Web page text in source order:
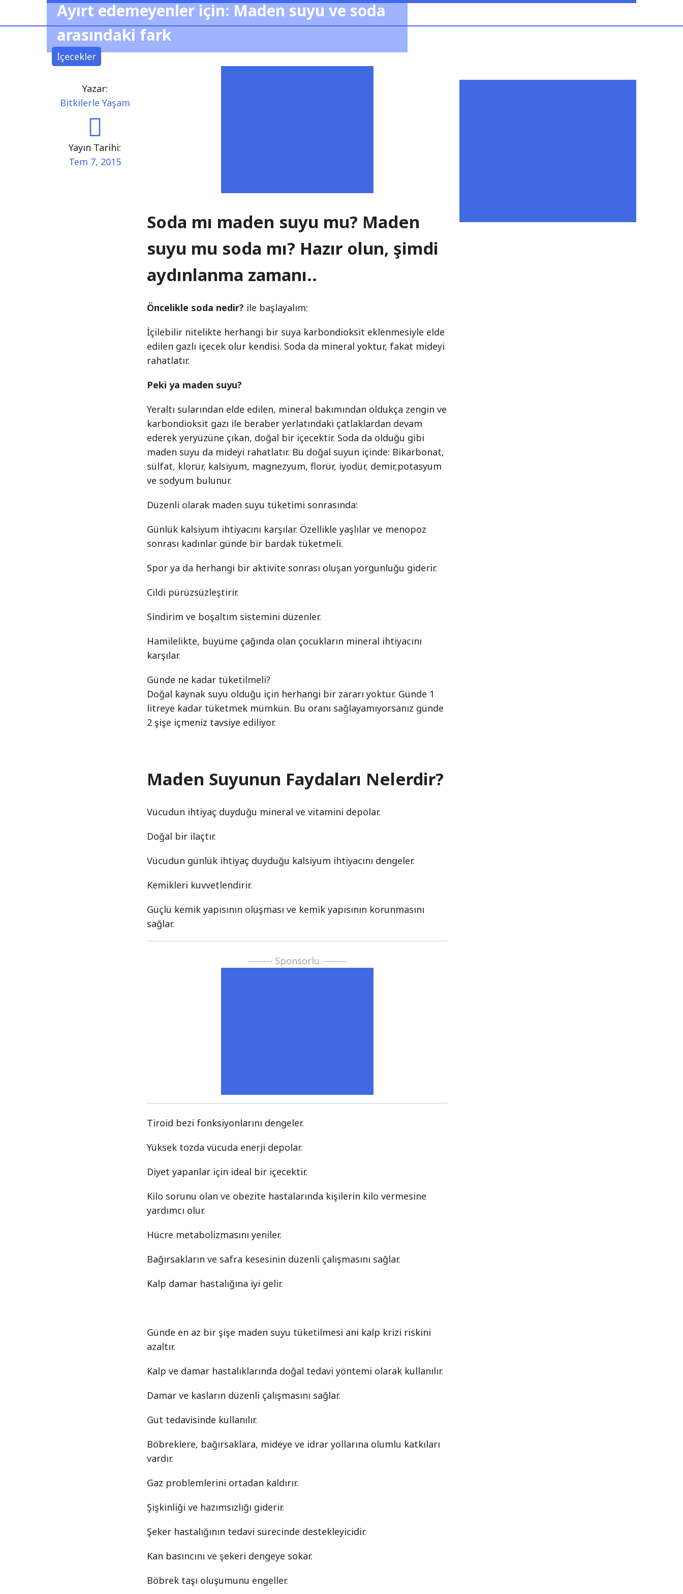
İçecekler
Ayırt edemeyenler için: Maden suyu ve soda
arasındaki fark
Yazar:
Bitkilerle Yaşam
Yayın Tarihi:
Tem 7, 2015
Soda mı maden suyu mu? Maden
suyu mu soda mı? Hazır olun, şimdi
aydınlanma zamanı..
Öncelikle soda nedir? ile başlayalım:
İçilebilir nitelikte herhangi bir suya karbondioksit eklenmesiyle elde
edilen gazlı içecek olur kendisi. Soda da mineral yoktur, fakat mideyi
rahatlatır.
Peki ya maden suyu?
Yeraltı sularından elde edilen, mineral bakımından oldukça zengin ve
karbondioksit gazı ile beraber yerlatındaki çatlaklardan devam
ederek yeryüzüne çıkan, doğal bir içecektir. Soda da olduğu gibi
maden suyu da mideyi rahatlatır. Bu doğal suyun içinde: Bikarbonat,
sülfat, klorür, kalsiyum, magnezyum, florür, iyodür, demir,potasyum
ve sodyum bulunur.
Düzenli olarak maden suyu tüketimi sonrasında:
Günlük kalsiyum ihtiyacını karşılar. Özellikle yaşlılar ve menopoz
sonrası kadınlar günde bir bardak tüketmeli.
Spor ya da herhangi bir aktivite sonrası oluşan yorgunluğu giderir.
Cildi pürüzsüzleştirir.
Sindirim ve boşaltım sistemini düzenler.
Hamilelikte, büyüme çağında olan çocukların mineral ihtiyacını
karşılar.
Günde ne kadar tüketilmeli?
Doğal kaynak suyu olduğu için herhangi bir zararı yoktur. Günde 1
litreye kadar tüketmek mümkün. Bu oranı sağlayamıyorsanız günde
2 şişe içmeniz tavsiye ediliyor.
Maden Suyunun Faydaları Nelerdir?
Vücudun ihtiyaç duyduğu mineral ve vitamini depolar.
Doğal bir ilaçtır.
Vücudun günlük ihtiyaç duyduğu kalsiyum ihtiyacını dengeler.
Kemikleri kuvvetlendirir.
Güçlü kemik yapısının oluşması ve kemik yapısının korunmasını
sağlar.
-------- Sponsorlu --------
Tiroid bezi fonksiyonlarını dengeler.
Yüksek tozda vücuda enerji depolar.
Diyet yapanlar için ideal bir içecektir.
Kilo sorunu olan ve obezite hastalarında kişilerin kilo vermesine
yardımcı olur.
Hücre metabolizmasını yeniler.
Bağırsakların ve safra kesesinin düzenli çalışmasını sağlar.
Kalp damar hastalığına iyi gelir.
Günde en az bir şişe maden suyu tüketilmesi ani kalp krizi riskini
azaltır.
Kalp ve damar hastalıklarında doğal tedavi yöntemi olarak kullanılır.
Damar ve kasların düzenli çalışmasını sağlar.
Gut tedavisinde kullanılır.
Böbreklere, bağırsaklara, mideye ve idrar yollarına olumlu katkıları
vardır.
Gaz problemlerini ortadan kaldırır.
Şişkinliği ve hazımsızlığı giderir.
Şeker hastalığının tedavi sürecinde destekleyicidir.
Kan basıncını ve şekeri dengeye sokar.
Böbrek taşı oluşumunu engeller.